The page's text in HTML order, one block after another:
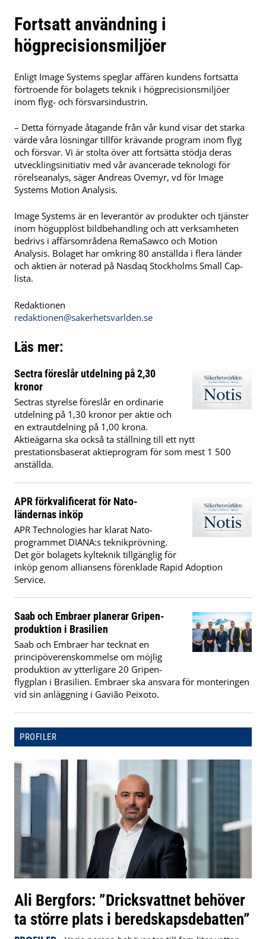
Fortsatt användning i
högprecisionsmiljöer
Enligt Image Systems speglar affären kundens fortsatta
förtroende för bolagets teknik i högprecisionsmiljöer
inom flyg- och försvarsindustrin.
– Detta förnyade åtagande från vår kund visar det starka
värde våra lösningar tillför krävande program inom flyg
och försvar. Vi är stolta över att fortsätta stödja deras
utvecklingsinitiativ med vår avancerade teknologi för
rörelseanalys, säger Andreas Ovemyr, vd för Image
Systems Motion Analysis.
Image Systems är en leverantör av produkter och tjänster
inom högupplöst bildbehandling och att verksamheten
bedrivs i affärsområdena RemaSawco och Motion
Analysis. Bolaget har omkring 80 anställda i flera länder
och aktien är noterad på Nasdaq Stockholms Small Cap-
lista.
Redaktionen
redaktionen@sakerhetsvarlden.se
Läs mer:
Sectra föreslår utdelning på 2,30
kronor
Sectras styrelse föreslår en ordinarie
utdelning på 1,30 kronor per aktie och
en extrautdelning på 1,00 krona.
Aktieägarna ska också ta ställning till ett nytt
prestationsbaserat aktieprogram för som mest 1 500
anställda.
APR förkvalificerat för Nato-
ländernas inköp
APR Technologies har klarat Nato-
programmet DIANA:s teknikprövning.
Det gör bolagets kylteknik tillgänglig för
inköp genom alliansens förenklade Rapid Adoption
Service.
Saab och Embraer planerar Gripen-
produktion i Brasilien
Saab och Embraer har tecknat en
principöverenskommelse om möjlig
produktion av ytterligare 20 Gripen-
flygplan i Brasilien. Embraer ska ansvara för monteringen
vid sin anläggning i Gavião Peixoto.
PROFILER
Ali Bergfors: ”Dricksvattnet behöver
ta större plats i beredskapsdebatten”